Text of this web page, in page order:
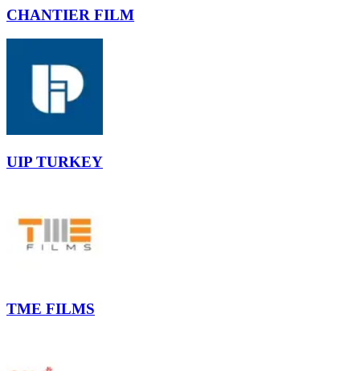
CHANTIER FILM
UIP TURKEY
TME FILMS